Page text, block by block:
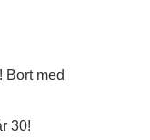
Bort med
30!